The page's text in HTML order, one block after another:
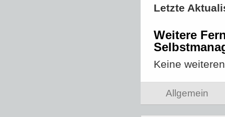
Letzte
Weitere
Keine
Allgemein